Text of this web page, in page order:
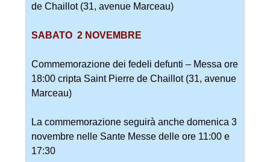
de Chaillot (31, avenue Marceau)
SABATO 2 NOVEMBRE
Commemorazione dei fedeli defunti – Messa ore
18:00 cripta Saint Pierre de Chaillot (31, avenue
Marceau)
La commemorazione seguirà anche domenica 3
novembre nelle Sante Messe delle ore 11:00 e
17:30